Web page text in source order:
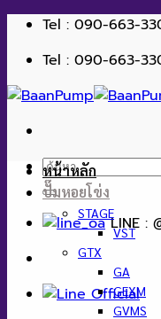
ข้าม
เนื้อหา
Tel : 090-663-
Tel : 090-663-
ค้นหา:
LINE :
หน้าหลัก
ปั๊มหอยโข่ง
STAGE
VST
GTX
GA
GEXM
GVMS